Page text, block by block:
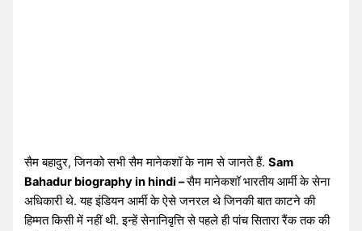
सैम बहादुर, जिनको सभी सैम मानेकशॉ के नाम से जानते हैं.Sam
Bahadur biography in hindi –सैम मानेकशॉ भारतीय आर्मी के सेना
अधिकारी थे. यह इंडियन आर्मी के ऐसे जनरल थे जिनकी बात काटने की
हिम्मत किसी में नहीं थी. इन्हें सेनानिवृत्ति से पहले ही पांच सितारा रैंक तक की